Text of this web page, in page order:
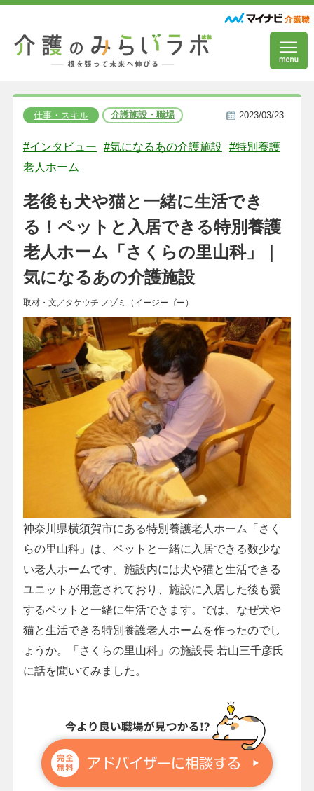
仕事・スキル 介護施設・職場 2023/03/23
#インタビュー #気になるあの介護施設
#特別養護
老人ホーム
老後も犬や猫と一緒に生活でき
る！ペットと入居できる特別養護
老人ホーム「さくらの里山科」｜
気になるあの介護施設
取材・文／タケウチ ノゾミ（イージーゴー）
神奈川県横須賀市にある特別養護老人ホーム「さく
らの里山科」は、ペットと一緒に入居できる数少な
い老人ホームです。施設内には犬や猫と生活できる
ユニットが用意されており、施設に入居した後も愛
するペットと一緒に生活できます。では、なぜ犬や
猫と生活できる特別養護老人ホームを作ったのでし
ょうか。「さくらの里山科」の施設長 若山三千彦氏
に話を聞いてみました。